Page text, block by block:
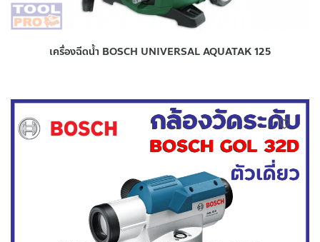
เครื่องฉีดน้ำ BOSCH UNIVERSAL AQUATAK 125